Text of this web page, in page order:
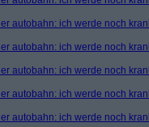
autobahn: ich werde noch
autobahn: ich werde noch
autobahn: ich werde noch
autobahn: ich werde noch
autobahn: ich werde noch